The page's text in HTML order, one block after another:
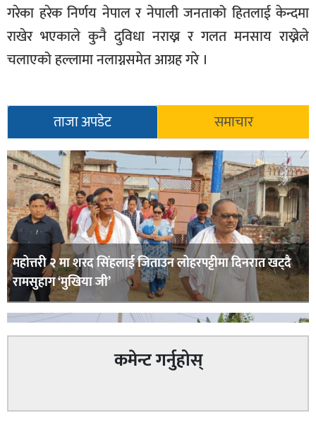
गरेका हरेक निर्णय नेपाल र नेपाली जनताको हितलाई केन्दमा
राखेर भएकाले कुनै दुविधा नराख्न र गलत मनसाय राख्नेले
चलाएको हल्लामा नलाग्नसमेत आग्रह गरे ।
ताजा अपडेट समाचार
महोत्तरी २ मा शरद सिंहलाई जिताउन लोहरपट्टीमा दिनरात खट्दै
रामसुहाग ‘मुखिया जी’
कमेन्ट गर्नुहोस्